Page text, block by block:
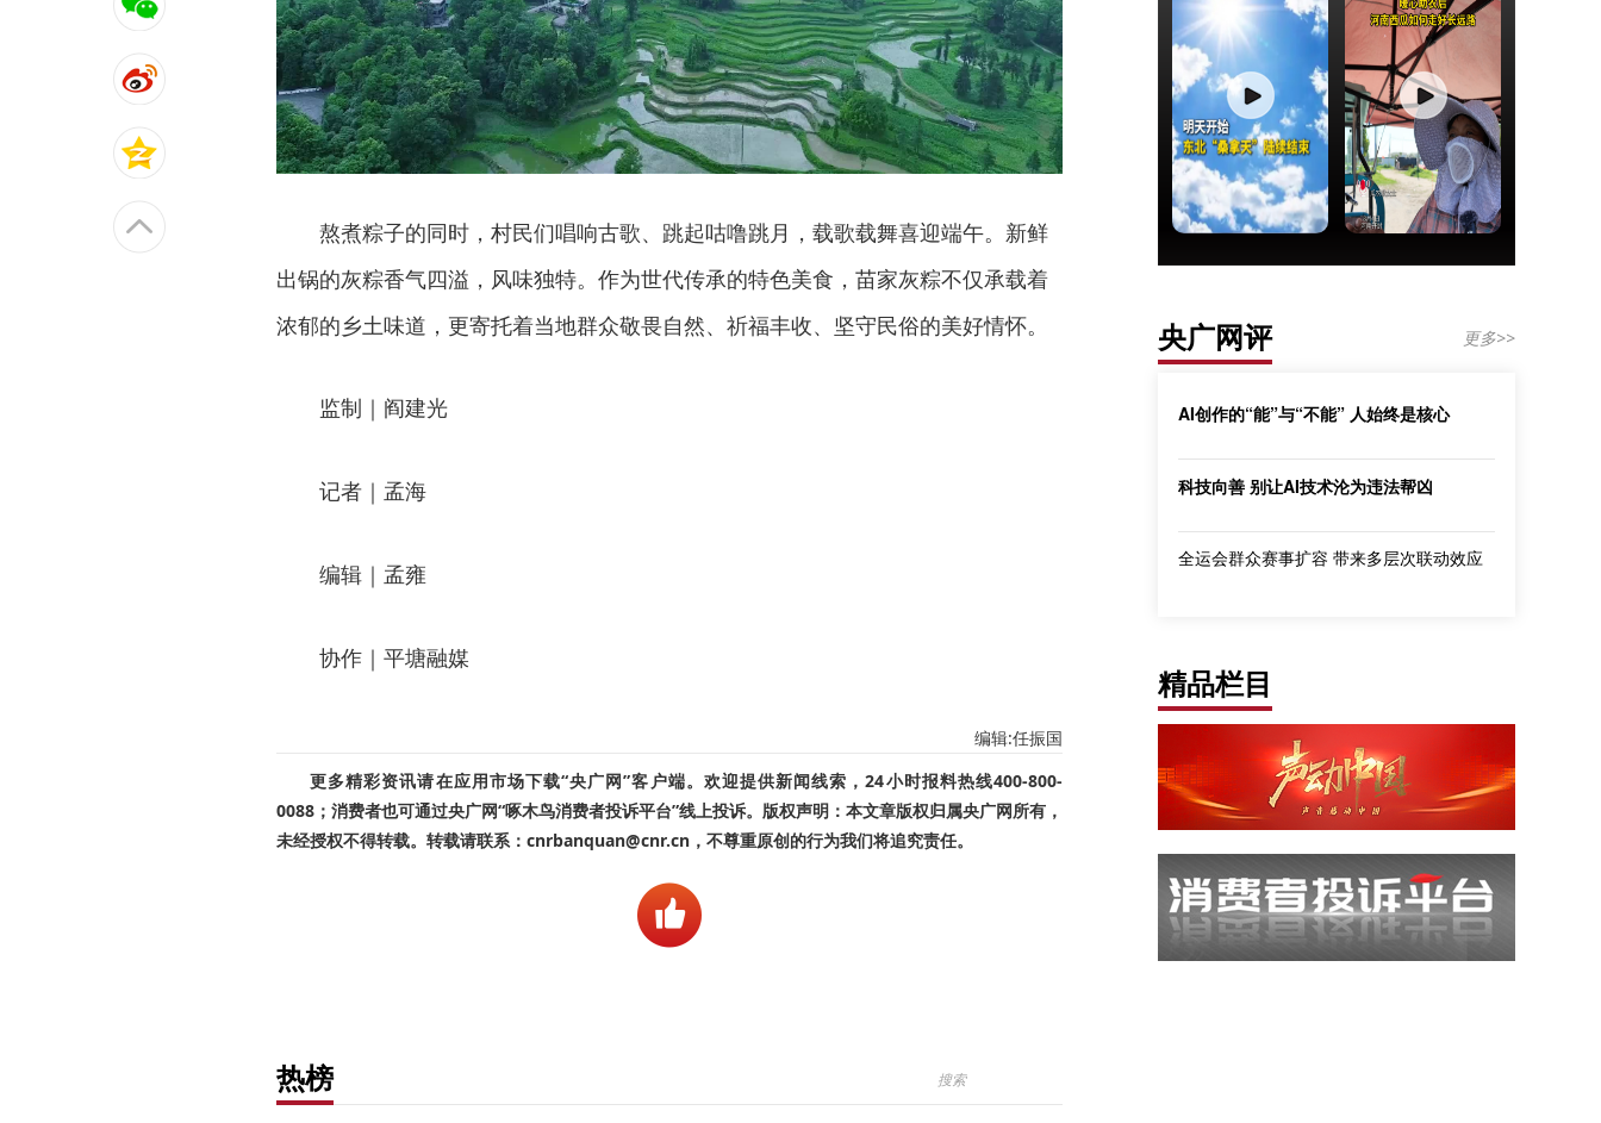
熬煮粽子的同时，村民们唱响古歌、跳起咕噜跳月，载歌载舞喜迎端午。新鲜
出锅的灰粽香气四溢，风味独特。作为世代传承的特色美食，苗家灰粽不仅承载着
浓郁的乡土味道，更寄托着当地群众敬畏自然、祈福丰收、坚守民俗的美好情怀。
监制｜阎建光
记者｜孟海
编辑｜孟雍
协作｜平塘融媒
编辑:任振国
更多精彩资讯请在应用市场下载“央广网”客户端。欢迎提供新闻线索，24小时报料热线400-800-
0088；消费者也可通过央广网“啄木鸟消费者投诉平台”线上投诉。版权声明：本文章版权归属央广网所有，
未经授权不得转载。转载请联系：cnrbanquan@cnr.cn，不尊重原创的行为我们将追究责任。
热榜
央广网评 更多>>
AI创作的“能”与“不能” 人始终是核心
科技向善 别让AI技术沦为违法帮凶
全运会群众赛事扩容 带来多层次联动效应
精品栏目